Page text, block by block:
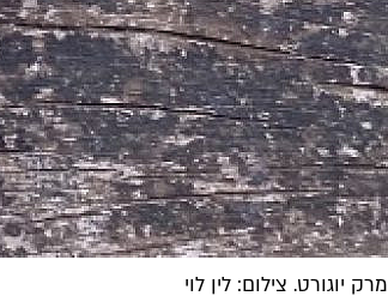
מרק יוגורט. צילום: לין לוי